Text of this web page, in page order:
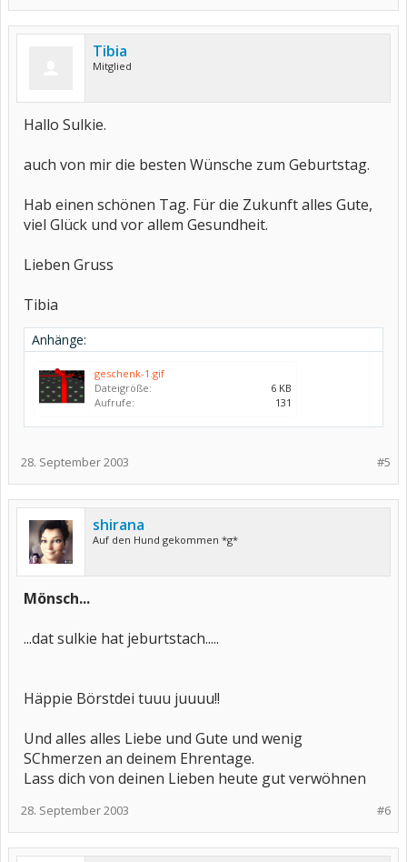
Tibia
Mitglied
Hallo Sulkie.
auch von mir die besten Wünsche zum Geburtstag.
Hab einen schönen Tag. Für die Zukunft alles Gute,
viel Glück und vor allem Gesundheit.
Lieben Gruss
Tibia
Anhänge:
geschenk-1.gif
Dateigröße:
6 KB
Aufrufe:
131
#5
28. September 2003
shirana
Auf den Hund gekommen *g*
Mönsch...
...dat sulkie hat jeburtstach.....
Häppie Börstdei tuuu juuuu!!
Und alles alles Liebe und Gute und wenig
SChmerzen an deinem Ehrentage.
Lass dich von deinen Lieben heute gut verwöhnen
#6
28. September 2003